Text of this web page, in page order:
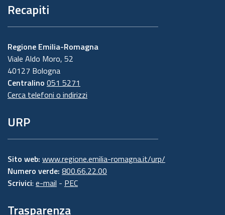
Recapiti
Regione Emilia-Romagna
Viale Aldo Moro, 52
40127 Bologna
Centralino 051 5271
Cerca telefoni o indirizzi
URP
Sito web: www.regione.emilia-romagna.it/urp/
Numero verde: 800.66.22.00
Scrivici: e-mail - PEC
Trasparenza